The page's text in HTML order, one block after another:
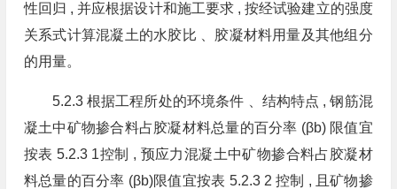
性回归 , 并应根据设计和施工要求 , 按经试验建立的强度
关系式计算混凝土的水胶比 、胶凝材料用量及其他组分
的用量。
5.2.3 根据工程所处的环境条件 、结构特点 , 钢筋混
凝土中矿物掺合料占胶凝材料总量的百分率 (βb) 限值宜
按表 5.2.3 1控制 , 预应力混凝土中矿物掺合料占胶凝材
料总量的百分率 (βb)限值宜按表 5.2.3 2 控制 , 且矿物掺